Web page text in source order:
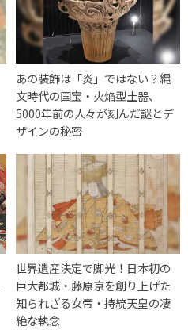
あの装飾は「炎」ではない？縄
文時代の国宝・火焔型土器、
5000年前の人々が刻んだ謎とデ
ザインの秘密
世界遺産決定で脚光！日本初の
巨大都城・藤原京を創り上げた
知られざる女帝・持統天皇の凄
絶な執念